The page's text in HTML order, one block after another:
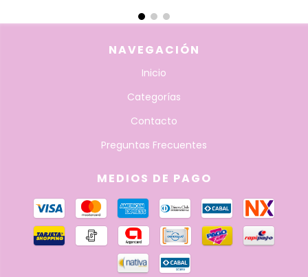
NAVEGACIÓN
Inicio
Categorías
Contacto
Preguntas Frecuentes
MEDIOS DE PAGO